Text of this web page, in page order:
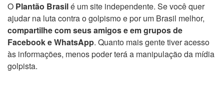
O Plantão Brasilé um site independente. Se você quer
ajudar na luta contra o golpismo e por um Brasil melhor,
compartilhe com seus amigos e em grupos de
Facebook e WhatsApp. Quanto mais gente tiver acesso
às informações, menos poder terá a manipulação da mídia
golpista.